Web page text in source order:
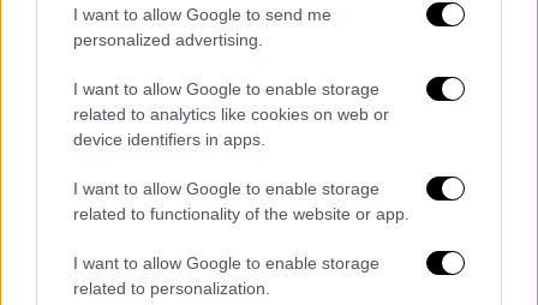
I want to allow Google to send me
personalized advertising.
I want to allow Google to enable storage
related to analytics like cookies on web or
device identifiers in apps.
I want to allow Google to enable storage
related to functionality of the website or app.
I want to allow Google to enable storage
related to personalization.
Πολιτική|28.05.2024 09:31
Μαρινάκης: Αντιμετωπίζουμε τη
μεγαλύτερη πληθωριστική κρίση -
«Ντεκόρ για σέλφι» το ταξίδι
Κασσελάκη στα Ιεροσόλυμα
Η συνέντευξη του κυβερνητικού
εκπροσώπου στο OPEN